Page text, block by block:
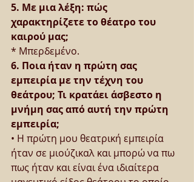
5. Με μια λέξη: πώς
χαρακτηρίζετε το θέατρο του
καιρού μας;
* Μπερδεμένο.
6. Ποια ήταν η πρώτη σας
εμπειρία με την τέχνη του
θεάτρου; Τι κρατάει άσβεστο η
μνήμη σας από αυτή την πρώτη
εμπειρία;
• Η πρώτη μου θεατρική εμπειρία
ήταν σε μιούζικαλ και μπορώ να πω
πως ήταν και είναι ένα ιδιαίτερα